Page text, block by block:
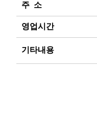
주 소
영업시간
기타내용